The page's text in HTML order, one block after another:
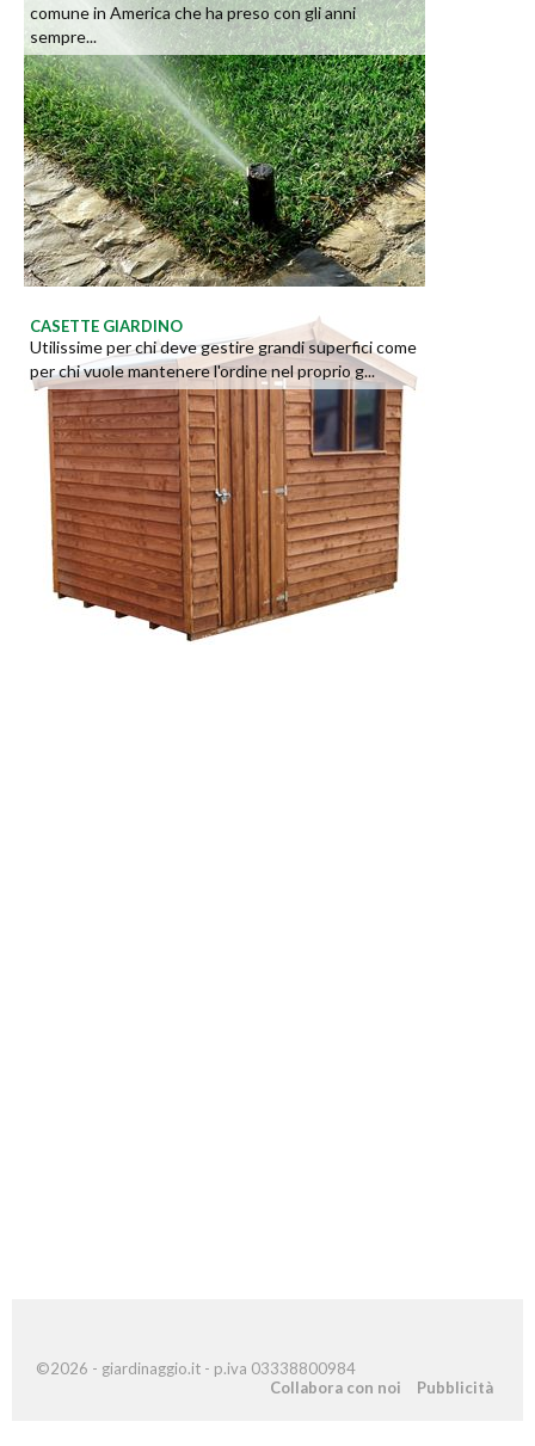
comune in America che ha preso con gli anni
sempre...
CASETTE GIARDINO
Utilissime per chi deve gestire grandi superfici come
per chi vuole mantenere l'ordine nel proprio g...
©2026 - giardinaggio.it - p.iva 03338800984
Collabora con noi
Pubblicità